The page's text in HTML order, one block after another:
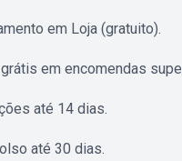
em Loja (gratuito).
em encomendas
até 14 dias.
até 30 dias.